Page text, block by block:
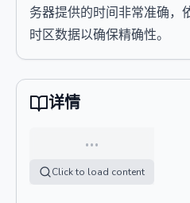
务器提供的时间非常准确，
时区数据以确保精确性。
详情
…
Click to load content